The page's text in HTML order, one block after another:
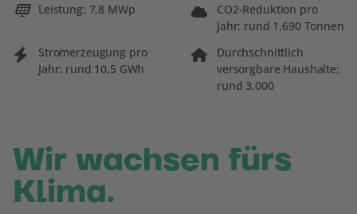
Leistung: 7,8 MWp
CO2-Reduktion pro
Jahr: rund 1.690 Tonnen
Stromerzeugung pro
Jahr: rund 10,5 GWh
Durchschnittlich
versorgbare Haushalte:
rund 3.000
Wir wachsen fürs
Klima.